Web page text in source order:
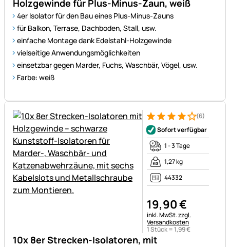
Holzgewinde für Plus-Minus-Zaun, weiß
4er Isolator für den Bau eines Plus-Minus-Zauns
für Balkon, Terrase, Dachboden, Stall, usw.
einfache Montage dank Edelstahl-Holzgewinde
vielseitige Anwendungsmöglichkeiten
einsetzbar gegen Marder, Fuchs, Waschbär, Vögel, usw.
Farbe: weiß
10x 8er Strecken-Isolatoren, mit
Bewertung: 4 von 5 (6
6 Bewertungen
(6)
Sofort verfügbar
1 - 3 Tage
1,27 kg
44332
19,90€
Steuerhinweis:
inkl. MwSt.zzgl.
Versandkosten
1 Stück =1,99€